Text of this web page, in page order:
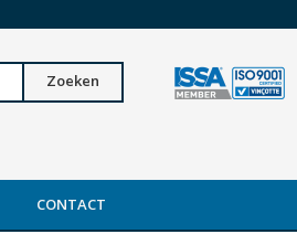
Zoeken
CONTACT